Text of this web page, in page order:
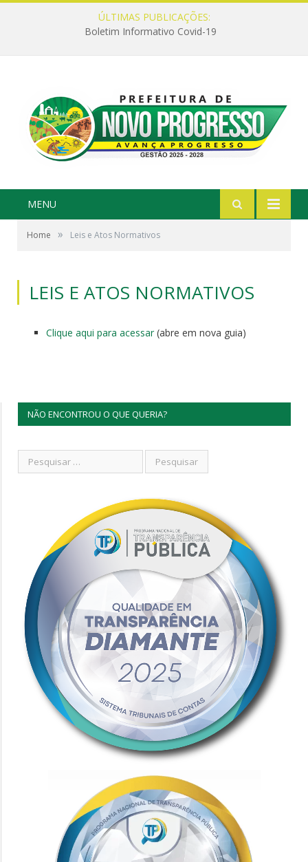
ÚLTIMAS PUBLICAÇÕES:
Boletim Informativo Covid-19
MENU
Home » Leis e Atos Normativos
LEIS E ATOS NORMATIVOS
Clique aqui para acessar(abre em nova guia)
NÃO ENCONTROU O QUE QUERIA?